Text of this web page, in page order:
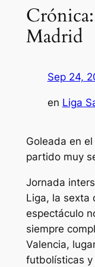
Madrid
Sep 24,
en Liga
Goleada en
partido muy
Jornada
Liga, la sexta
espectáculo
siempre
Valencia,
futbolísticas y